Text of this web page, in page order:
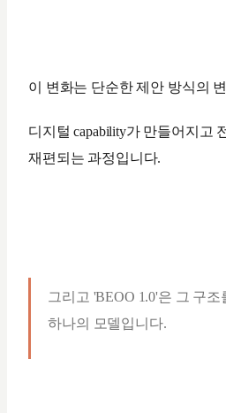
이 변화는 단순한 제안 방식의
디지털 capability가 만들어지고
재편되는 과정입니다.
그리고 'BEOO 1.0'은 그 구
하나의 모델입니다.